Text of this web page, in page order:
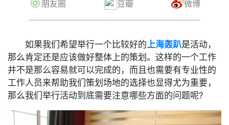
朋友圈
豆瓣 微博
如果我们希望举行一个比较好的上海轰趴是活动，
那么肯定还是应该做好整体上的策划。这样的一个工作
并不是那么容易就可以完成的，而且也需要有专业性的
工作人员来帮助我们策划场地的选择也显得尤为重要，
那么我们举行活动到底需要注意哪些方面的问题呢?